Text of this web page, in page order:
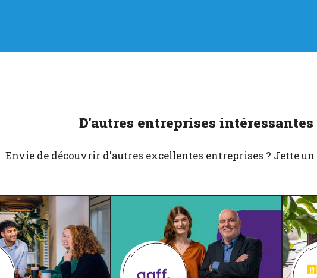
D'autres entreprises intéressantes
Envie de découvrir d'autres excellentes entreprises ? Jette